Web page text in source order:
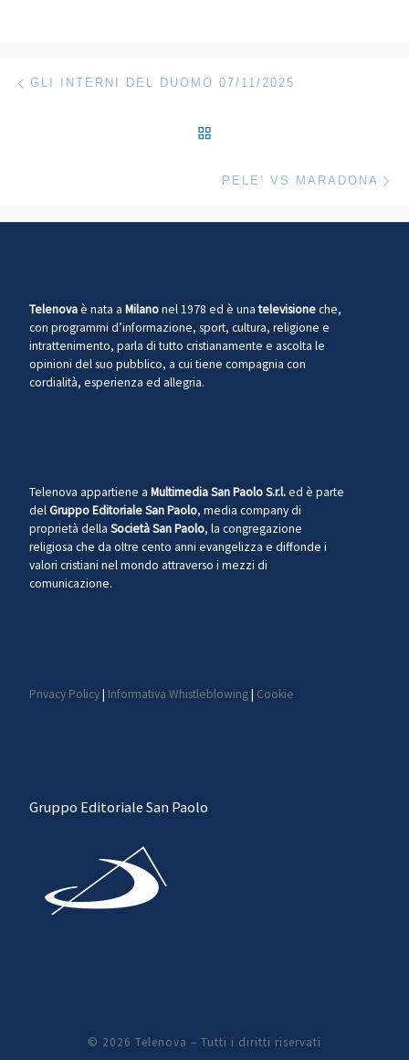
Navigazione articoli
GLI INTERNI DEL DUOMO 07/11/2025
PELE’ VS MARADONA
Telenovaè nata a Milanonel 1978 ed è unatelevisioneche,
con programmi d’informazione, sport, cultura, religione e
intrattenimento, parla di tutto cristianamente e ascolta le
opinioni del suo pubblico, a cui tiene compagnia con
cordialità, esperienza ed allegria.
Telenova appartiene a Multimedia San Paolo S.r.l.ed è parte
delGruppo Editoriale San Paolo, media company di
proprietà della Società San Paolo, la congregazione
religiosa che da oltre cento anni evangelizza e diffonde i
valori cristiani nel mondo attraverso i mezzi di
comunicazione.
Privacy Policy| Informativa Whistleblowing| Cookie
Gruppo Editoriale San Paolo
© 2026 Telenova – Tutti i diritti riservati